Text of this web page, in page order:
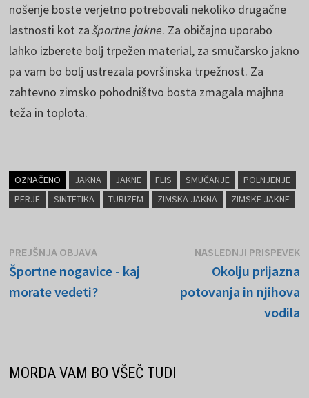
nošenje boste verjetno potrebovali nekoliko drugačne
lastnosti kot zašportne jakne. Za običajno uporabo
lahko izberete bolj trpežen material, za smučarsko jakno
pa vam bo bolj ustrezala površinska trpežnost. Za
zahtevno zimsko pohodništvo bosta zmagala majhna
teža in toplota.
OZNAČENO JAKNA JAKNE FLIS SMUČANJE
POLNJENJE
PERJE
SINTETIKA TURIZEM ZIMSKA JAKNA ZIMSKE JAKNE
Navigacija
prispevka
PREJŠNJA OBJAVA
objava:
Športne nogavice - kaj
morate vedeti?
NASLEDNJI PRISPEVEK
Okolju prijazna
potovanja in njihova
vodila
MORDA VAM BO VŠEČ TUDI